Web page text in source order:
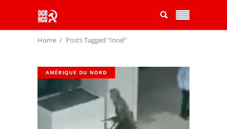
Home Posts Tagged "Incel"
AMÉRIQUE DU NORD